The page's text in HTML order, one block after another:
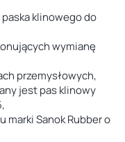
klinowego do
wymianę
przemysłowych,
jest pas klinowy
marki Sanok Rubber o